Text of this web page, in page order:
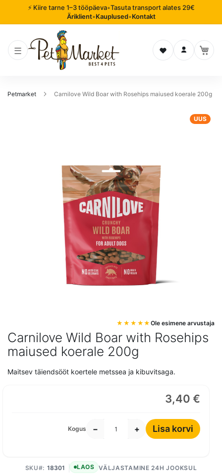
⚡ Kiire tarne 1–3 tööpäeva•Tasuta transport alates 29€
Äriklient•Kauplused•Kontakt
Soovinimekiri
Logi sisse
Petmarket Carnilove Wild Boar with Rosehips maiused koerale 200g
Carnilove Wild Boar with Rosehips
maiused koerale 200g
Ole esimene arvustaja
Maitsev täiendsööt koertele metssea ja kibuvitsaga.
3,40 €
Kogus − + Lisa korvi
VÄLJASTAMINE 24H JOOKSUL
SKU 18301 LAOS
UUS
pildigalerii
algusesse